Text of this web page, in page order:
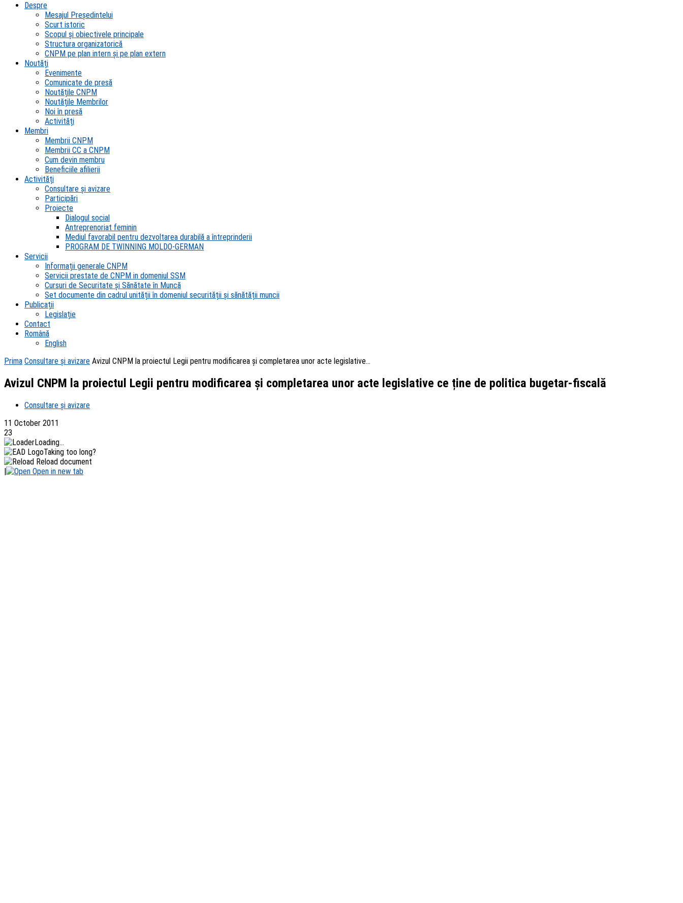
Despre
Mesajul Președintelui
Scurt istoric
Scopul şi obiectivele principale
Structura organizatorică
CNPM pe plan intern şi pe plan extern
Noutăți
Evenimente
Comunicate de presă
Noutățile CNPM
Noutățile Membrilor
Noi în presă
Activități
Membri
Membrii CNPM
Membrii CC a CNPM
Cum devin membru
Beneficiile afilierii
Activități
Consultare și avizare
Participări
Proiecte
Dialogul social
Antreprenoriat feminin
Mediul favorabil pentru dezvoltarea durabilă a întreprinderii
PROGRAM DE TWINNING MOLDO-GERMAN
Servicii
Informații generale CNPM
Servicii prestate de CNPM in domeniul SSM
Cursuri de Securitate și Sănătate în Muncă
Set documente din cadrul unității în domeniul securității și sănătății muncii
Publicații
Legislație
Contact
Română
English
Prima Consultare și avizare Avizul CNPM la proiectul Legii pentru modificarea și completarea unor acte legislative...
Avizul CNPM la proiectul Legii pentru modificarea și completarea unor acte legislative ce ține de politica bugetar-fiscală
Consultare și avizare
11 October 2011
23
Loading...
Taking too long?
Reload document
|
Open in new tab